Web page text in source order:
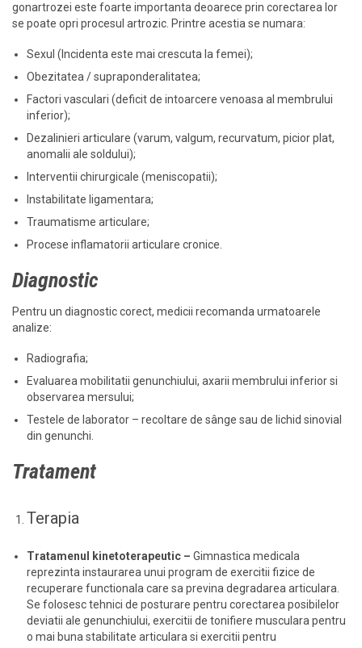
gonartrozei este foarte importanta deoarece prin corectarea lor
se poate opri procesul artrozic. Printre acestia se numara:
Sexul (Incidenta este mai crescuta la femei);
Obezitatea / supraponderalitatea;
Factori vasculari (deficit de intoarcere venoasa al membrului
inferior);
Dezalinieri articulare (varum, valgum, recurvatum, picior plat,
anomalii ale soldului);
Interventii chirurgicale (meniscopatii);
Instabilitate ligamentara;
Traumatisme articulare;
Procese inflamatorii articulare cronice.
Diagnostic
Pentru un diagnostic corect, medicii recomanda urmatoarele
analize:
Radiografia;
Evaluarea mobilitatii genunchiului, axarii membrului inferior si
observarea mersului;
Testele de laborator – recoltare de sânge sau de lichid sinovial
din genunchi.
Tratament
Terapia
Tratamenul kinetoterapeutic –Gimnastica medicala
reprezinta instaurarea unui program de exercitii fizice de
recuperare functionala care sa previna degradarea articulara.
Se folosesc tehnici de posturare pentru corectarea posibilelor
deviatii ale genunchiului, exercitii de tonifiere musculara pentru
o mai buna stabilitate articulara si exercitii pentru